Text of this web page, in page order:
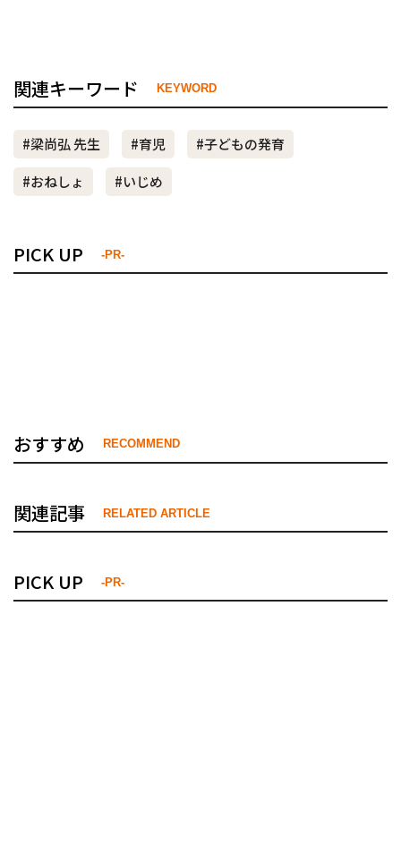
関連キーワード KEYWORD
#梁尚弘 先生 #育児
#子どもの発育
#おねしょ
#いじめ
PICK UP -PR-
おすすめ RECOMMEND
関連記事 RELATED ARTICLE
PICK UP -PR-